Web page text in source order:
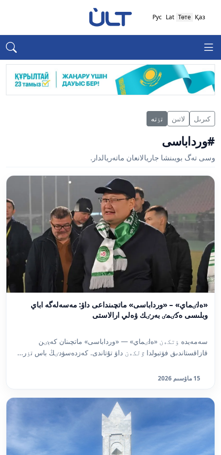
Қаз
Төте
Lat
Рус
كىرىل لاتىن تٶتە
#ورداباسى
وسى تەگ بويىنشا جاريالانعان ماتەريالدار.
«ەلٸماي» – «ورداباسى» ماتچىنداعى داۋ: مەسەلەگە اباي
وبلىسى ەكٸمٸ بەرٸك ۋەلي ارالاستى
سەمەيدە ٶتكەن «ەلٸماي» — «ورداباسى» ماتچىنان كەيٸن
قازاقستاندىق فۋتبولدا ٷلكەن داۋ تۇتاندى. كەزدەسۋدٸڭ باس تٶر...
15 ماۋسىم 2026